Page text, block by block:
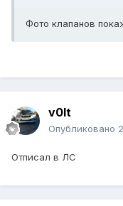
Фото клапанов
v0lt
Опубликовано
Отписал в ЛС